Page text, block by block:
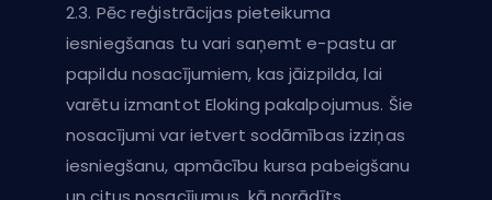
2.3. Pēc reģistrācijas pieteikuma
iesniegšanas tu vari saņemt e-pastu ar
papildu nosacījumiem, kas jāizpilda, lai
varētu izmantot Eloking pakalpojumus. Šie
nosacījumi var ietvert sodāmības izziņas
iesniegšanu, apmācību kursa pabeigšanu